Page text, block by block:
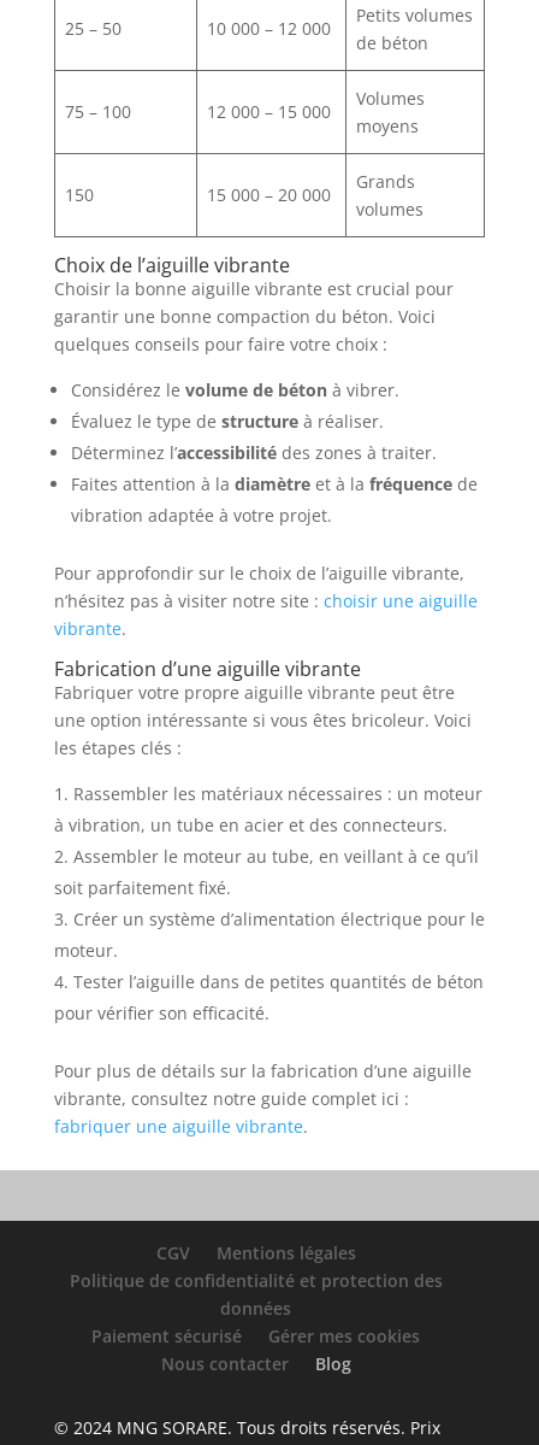
25 – 50 10 000 – 12 000
Petits volumes
de béton
75 – 100 12 000 – 15 000
Volumes
moyens
150 15 000 – 20 000
Grands
volumes
Choix de l’aiguille vibrante
Choisir la bonne aiguille vibrante est crucial pour
garantir une bonne compaction du béton. Voici
quelques conseils pour faire votre choix :
Considérez le volume de bétonà vibrer.
Évaluez le type de structureà réaliser.
Déterminez l’accessibilitédes zones à traiter.
Faites attention à la diamètreet à la fréquencede
vibration adaptée à votre projet.
Pour approfondir sur le choix de l’aiguille vibrante,
n’hésitez pas à visiter notre site : choisir une aiguille
vibrante.
Fabrication d’une aiguille vibrante
Fabriquer votre propre aiguille vibrante peut être
une option intéressante si vous êtes bricoleur. Voici
les étapes clés :
Rassembler les matériaux nécessaires : un moteur
à vibration, un tube en acier et des connecteurs.
Assembler le moteur au tube, en veillant à ce qu’il
soit parfaitement fixé.
Créer un système d’alimentation électrique pour le
moteur.
Tester l’aiguille dans de petites quantités de béton
pour vérifier son efficacité.
Pour plus de détails sur la fabrication d’une aiguille
vibrante, consultez notre guide complet ici :
fabriquer une aiguille vibrante.
CGV
Mentions légales
Politique de confidentialité et protection des
données
Paiement sécurisé
Gérer mes cookies
Nous contacter
Blog
© 2024 MNG SORARE. Tous droits réservés. Prix